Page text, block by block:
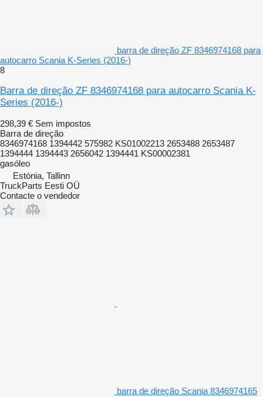
barra de direção ZF 8346974168 para
autocarro Scania K-Series (2016-)
8
Barra de direção ZF 8346974168 para autocarro Scania K-
Series (2016-)
298,39 € Sem impostos
Barra de direção
8346974168 1394442 575982 KS01002213 2653488 2653487
1394444 1394443 2656042 1394441 KS00002381
gasóleo
Estónia, Tallinn
TruckParts Eesti OÜ
Contacte o vendedor
barra de direção Scania 8346974165